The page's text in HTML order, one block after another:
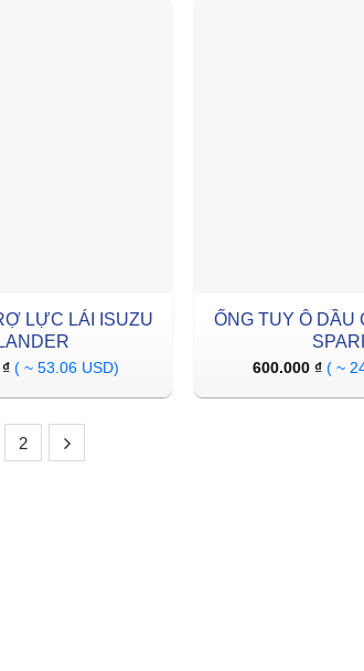
LỰC LÁI ISUZU
₫ ( ~ 53.06 USD)
ỐNG TUY Ô DẦU
600.000₫ ( ~
2